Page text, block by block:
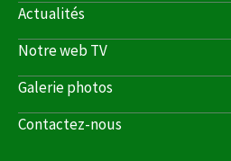
Actualités
Notre web TV
Galerie photos
Contactez-nous